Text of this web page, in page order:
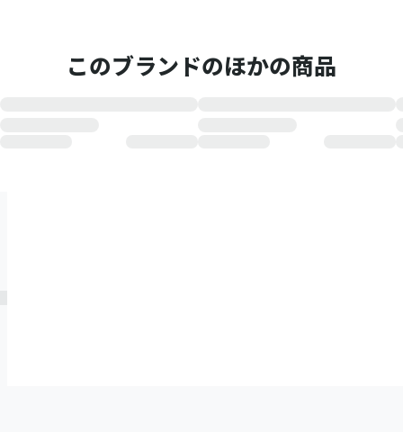
このブランドのほかの商品